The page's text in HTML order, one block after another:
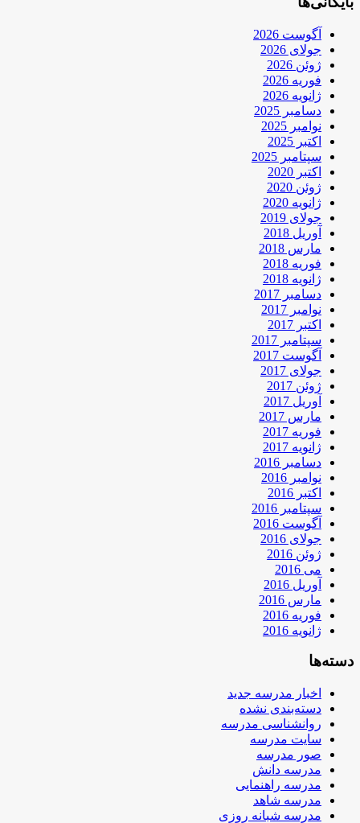
آگوست 2026
جولای 2026
ژوئن 2026
فوریه 2026
ژانویه 2026
دسامبر 2025
نوامبر 2025
اکتبر 2025
سپتامبر 2025
اکتبر 2020
ژوئن 2020
ژانویه 2020
جولای 2019
آوریل 2018
مارس 2018
فوریه 2018
ژانویه 2018
دسامبر 2017
نوامبر 2017
اکتبر 2017
سپتامبر 2017
آگوست 2017
جولای 2017
ژوئن 2017
آوریل 2017
مارس 2017
فوریه 2017
ژانویه 2017
دسامبر 2016
نوامبر 2016
اکتبر 2016
سپتامبر 2016
آگوست 2016
جولای 2016
ژوئن 2016
می 2016
آوریل 2016
مارس 2016
فوریه 2016
ژانویه 2016
دسته‌ها
اخبار مدرسه جدید
دسته‌بندی نشده
روانشناسی مدرسه
سایت مدرسه
صور مدرسه
مدرسه دانش
مدرسه راهنمایی
مدرسه شاهد
مدرسه شبانه روزی